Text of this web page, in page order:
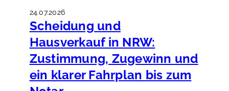
24.07.2026
Scheidung und
Hausverkauf in NRW:
Zustimmung, Zugewinn und
ein klarer Fahrplan bis zum